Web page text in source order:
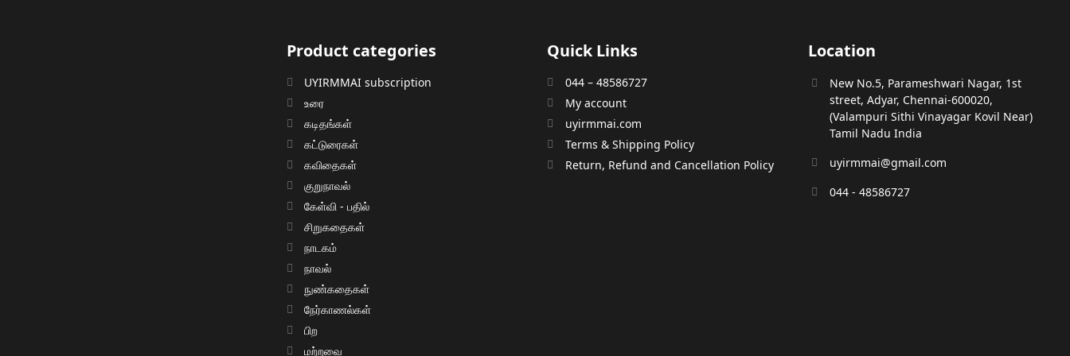
Product categories
UYIRMMAI subscription
உரை
கடிதங்கள்
கட்டுரைகள்
கவிதைகள்
குறுநாவல்
கேள்வி - பதில்
சிறுகதைகள்
நாடகம்
நாவல்
நுண்கதைகள்
நேர்காணல்கள்
பிற
மற்றவை
Quick Links
044 – 48586727
My account
uyirmmai.com
Terms & Shipping Policy
Return, Refund and Cancellation Policy
Location
New No.5, Parameshwari Nagar, 1st
street, Adyar, Chennai-600020,
(Valampuri Sithi Vinayagar Kovil Near)
Tamil Nadu India
uyirmmai@gmail.com
044 - 48586727